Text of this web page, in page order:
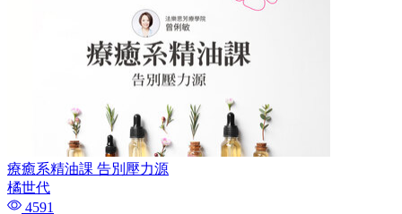
療癒系精油課 告別壓力源
橘世代
4591